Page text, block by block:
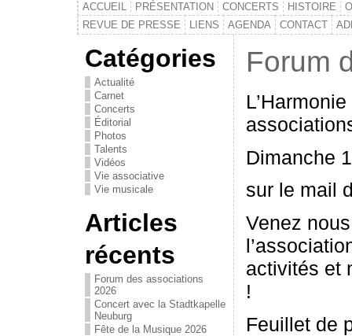
ACCUEIL PRÉSENTATION CONCERTS HISTOIRE
REVUE DE PRESSE
LIENS AGENDA CONTACT
Catégories
Actualité
Carnet
Concerts
Éditorial
Photos
Talents
Vidéos
Vie associative
Vie musicale
Articles
récents
Forum des associations
2026
Concert avec la Stadtkapelle
Neuburg
Fête de la Musique 2026
Forum
Dimanche
sur le mail
Venez
activités et
!
Feuillet de